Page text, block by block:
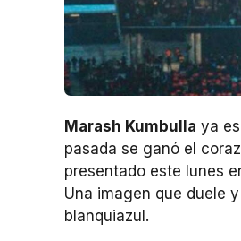
Marash Kumbulla ya
pasada se ganó el
presentado este lunes
Una imagen que duele
blanquiazul.